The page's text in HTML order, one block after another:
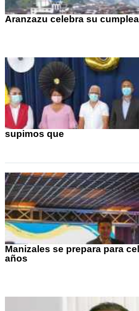
Aranzazu celebra su
supimos que
Manizales se prepara para
años